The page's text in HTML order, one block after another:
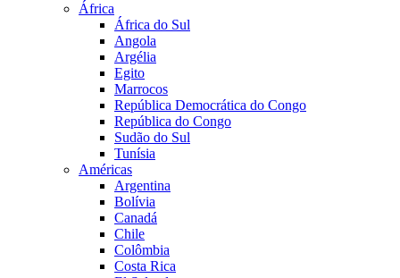
África
África do Sul
Angola
Argélia
Egito
Marrocos
República Democrática do Congo
República do Congo
Sudão do Sul
Tunísia
Américas
Argentina
Bolívia
Canadá
Chile
Colômbia
Costa Rica